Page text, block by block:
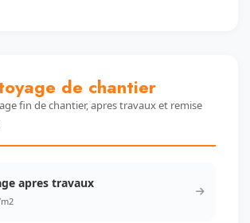
de chantier
fin de chantier, apres travaux et remise
apres travaux